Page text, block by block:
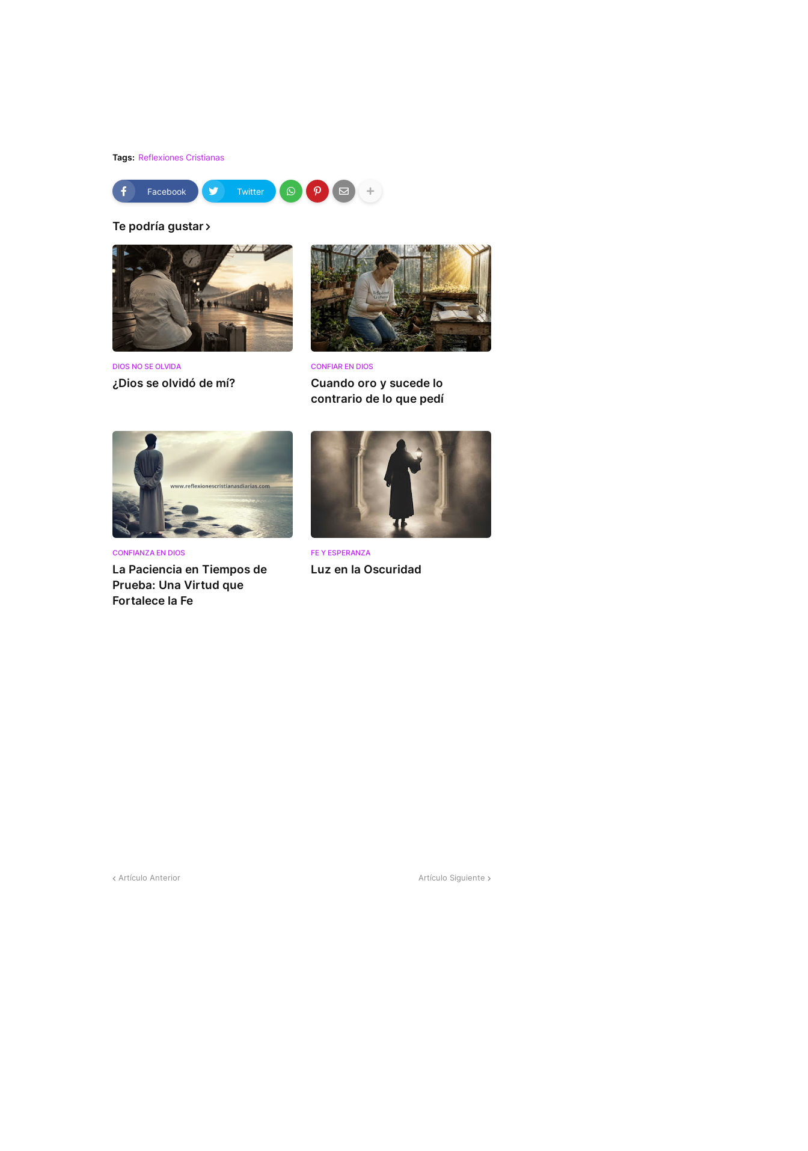
Tags: Reflexiones Cristianas
Facebook Twitter
Te podría gustar
DIOS NO SE OLVIDA
¿Dios se olvidó de mí?
CONFIAR EN DIOS
Cuando oro y sucede lo
contrario de lo que pedí
CONFIANZA EN DIOS
La Paciencia en Tiempos de
Prueba: Una Virtud que
Fortalece la Fe
FE Y ESPERANZA
Luz en la Oscuridad
Artículo Anterior Artículo Siguiente